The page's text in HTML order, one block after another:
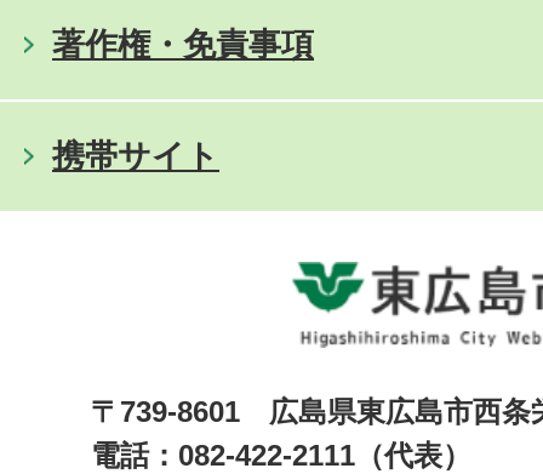
著作権・免責事項
携帯サイト
〒739-8601 広島県東広島市西
電話：082-422-2111（代表）